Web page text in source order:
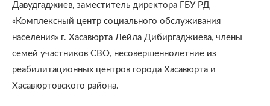
Давудгаджиев, заместитель директора ГБУ РД
«Комплексный центр социального обслуживания
населения» г. Хасавюрта Лейла Дибиргаджиева, члены
семей участников СВО, несовершеннолетние из
реабилитационных центров города Хасавюрта и
Хасавюртовского района.